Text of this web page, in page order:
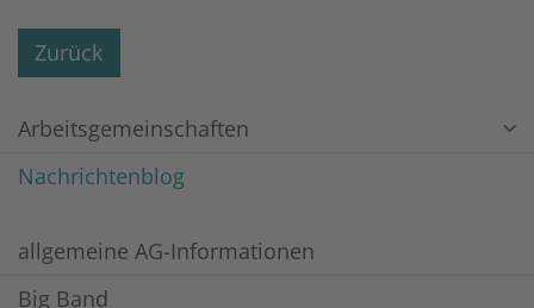
Zurück
Arbeitsgemeinschaften
Nachrichtenblog
allgemeine AG-Informationen
Big Band